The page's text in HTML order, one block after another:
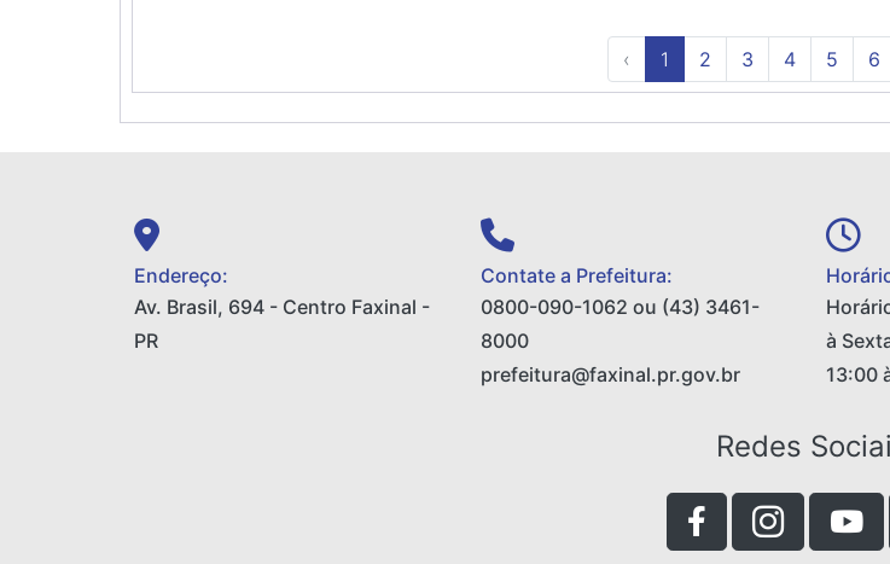
‹ 1 2 3 4 5 6
Endereço:
Av. Brasil, 694 - Centro Faxinal -
PR
Contate a Prefeitura:
0800-090-1062 ou (43) 3461-
8000
prefeitura@faxinal.pr.gov.br
à
13:00
Redes